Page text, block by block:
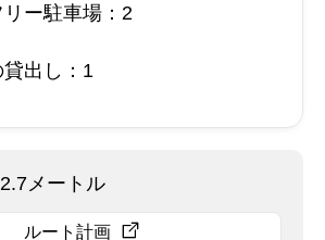
ー駐車場：2
出し：1
メートル
ルート計画